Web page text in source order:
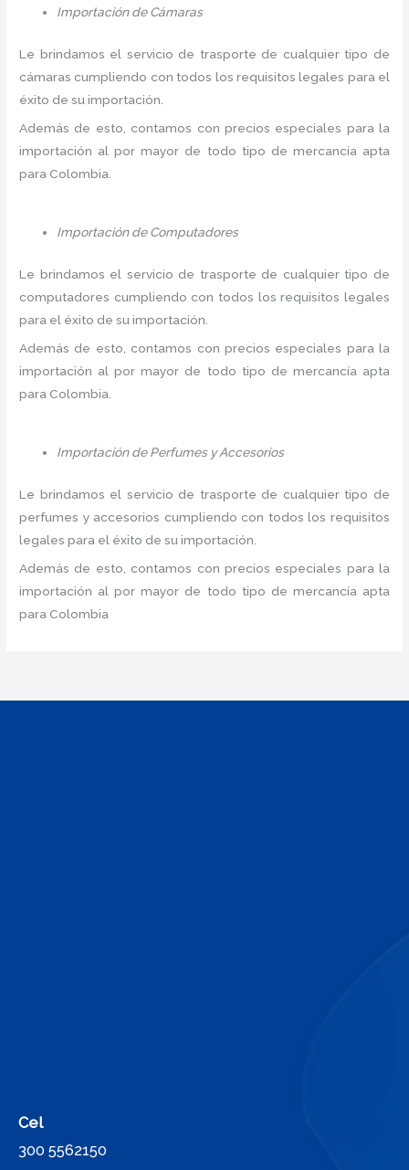
Importación de Cámaras
Le brindamos el servicio de trasporte de cualquier tipo de
cámaras cumpliendo con todos los requisitos legales para el
éxito de su importación.
Además de esto, contamos con precios especiales para la
importación al por mayor de todo tipo de mercancía apta
para Colombia.
Importación de Computadores
Le brindamos el servicio de trasporte de cualquier tipo de
computadores cumpliendo con todos los requisitos legales
para el éxito de su importación.
Además de esto, contamos con precios especiales para la
importación al por mayor de todo tipo de mercancía apta
para Colombia.
Importación de Perfumes y Accesorios
Le brindamos el servicio de trasporte de cualquier tipo de
perfumes y accesorios cumpliendo con todos los requisitos
legales para el éxito de su importación.
Además de esto, contamos con precios especiales para la
importación al por mayor de todo tipo de mercancía apta
para Colombia
Cel
300 5562150